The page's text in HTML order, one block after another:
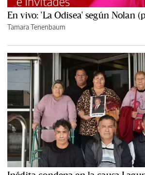
En vivo: 'La Odisea' según Nolan
Tamara Tenenbaum